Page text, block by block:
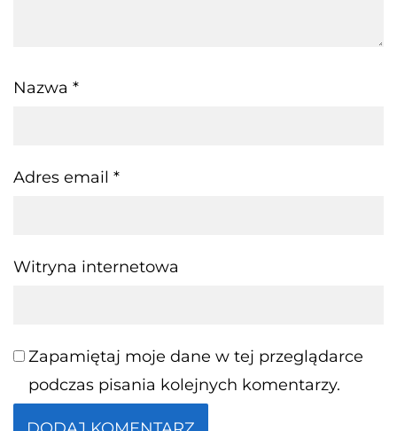
Nazwa *
Adres email *
Witryna internetowa
Zapamiętaj moje dane w tej przeglądarce
podczas pisania kolejnych komentarzy.